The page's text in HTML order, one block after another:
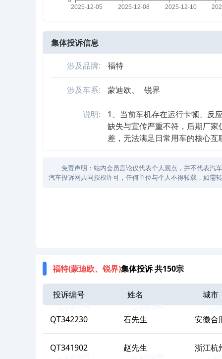
集体投诉信息
涉及品牌: 福特
涉及车系: 蒙迪欧、 锐界
说明:
1、当前车机存在运行卡顿、反
缺失与宣传严重不符，后期厂
差，无法满足日常用车的核心
免责声明：站内会员言论仅代表个人观点，并不代表汽
汽车投诉网共同授权许可，任何单位与个人不得转载，如需
福特(蒙迪欧、锐界)集体投诉 共150宗
投诉编号 姓名 城市
QT342230 石先生 安徽合
QT341902 赵先生 浙江杭